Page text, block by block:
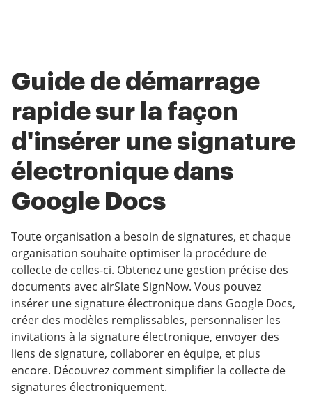
Guide de démarrage
rapide sur la façon
d'insérer une signature
électronique dans
Google Docs
Toute organisation a besoin de signatures, et chaque
organisation souhaite optimiser la procédure de
collecte de celles-ci. Obtenez une gestion précise des
documents avec airSlate SignNow. Vous pouvez
insérer une signature électronique dans Google Docs,
créer des modèles remplissables, personnaliser les
invitations à la signature électronique, envoyer des
liens de signature, collaborer en équipe, et plus
encore. Découvrez comment simplifier la collecte de
signatures électroniquement.